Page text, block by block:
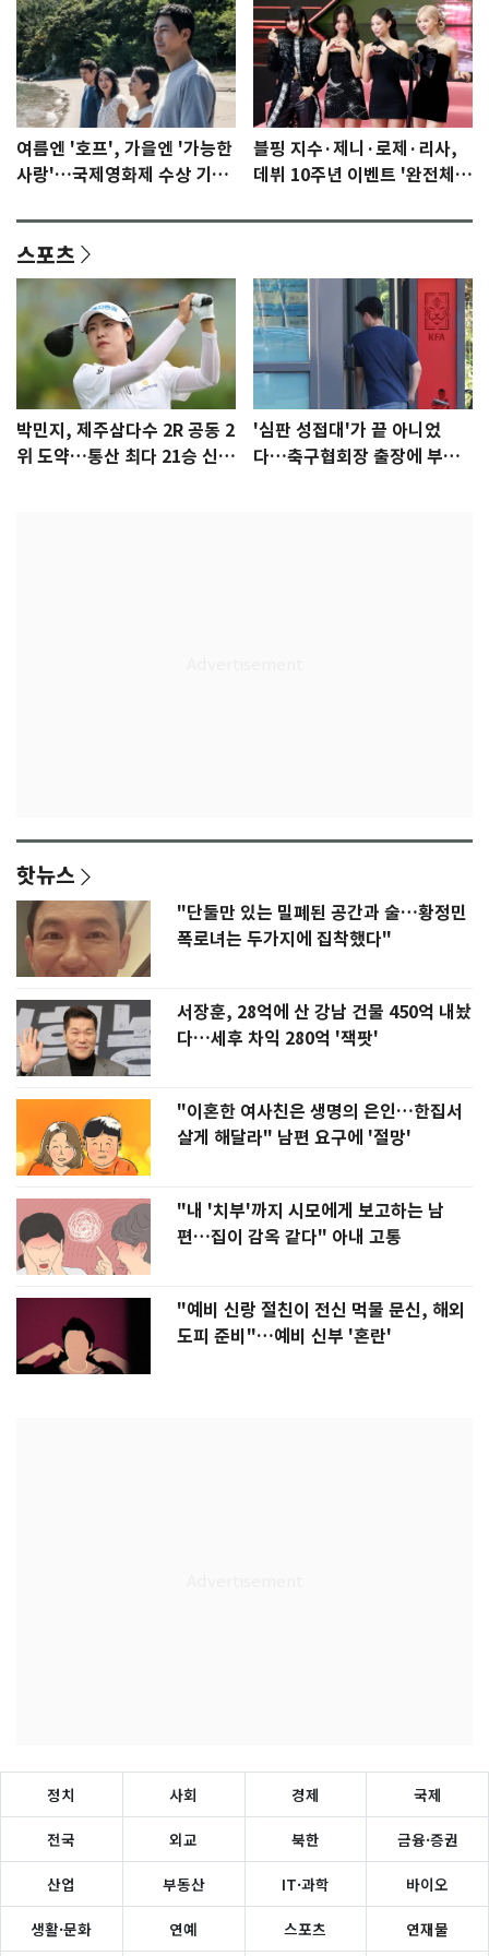
여름엔 '호프', 가을엔 '가능한
사랑'…국제영화제 수상 기대
블핑 지수·제니·로제·리사,
데뷔 10주년 이벤트 '완전체'
스포츠
박민지, 제주삼다수 2R 공동 2
위 도약…통산 최다 21승 신기
'심판 성접대'가 끝 아니었
다…축구협회장 출장에 부인
핫뉴스
"단둘만 있는 밀폐된 공간과 술…황정민
폭로녀는 두가지에 집착했다"
서장훈, 28억에 산 강남 건물 450억 내놨
다…세후 차익 280억 '잭팟'
"이혼한 여사친은 생명의 은인…한집서
살게 해달라" 남편 요구에 '절망'
"내 '치부'까지 시모에게 보고하는 남
편…집이 감옥 같다" 아내 고통
"예비 신랑 절친이 전신 먹물 문신, 해외
도피 준비"…예비 신부 '혼란'
정치 사회 경제 국제
전국 외교 북한 금융·증권
산업 부동산 IT·과학 바이오
생활·문화 연예 스포츠 연재물